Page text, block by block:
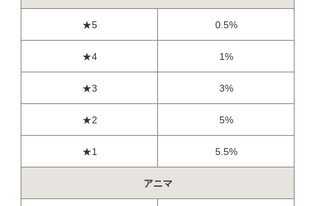
★5 0.5%
★4 1%
★3 3%
★2 5%
★1 5.5%
アニマ